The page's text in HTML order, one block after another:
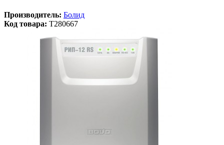
Производитель: Болид
Код товара: T280667